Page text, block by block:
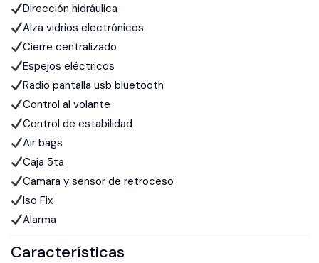
Dirección hidráulica
Alza vidrios electrónicos
Cierre centralizado
Espejos eléctricos
Radio pantalla usb bluetooth
Control al volante
Control de estabilidad
Air bags
Caja 5ta
Camara y sensor de retroceso
Iso Fix
Alarma
Características